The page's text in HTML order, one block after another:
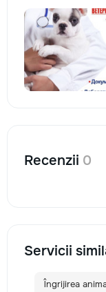
Recenzii 0
Servicii
Îngrijirea